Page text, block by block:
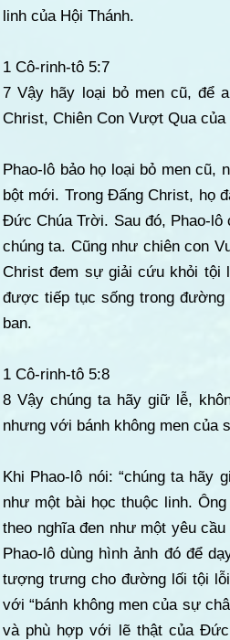
linh của Hội Thánh.
1 Cô-rinh-tô 5:7
7 Vậy hãy loại bỏ men cũ, để
Christ, Chiên Con Vượt Qua
Phao-lô bảo họ loại bỏ men cũ,
bột mới. Trong Đấng Christ, họ
Đức Chúa Trời. Sau đó, Phao-
chúng ta. Cũng như chiên con
Christ đem sự giải cứu khỏi tội
được tiếp tục sống trong
ban.
1 Cô-rinh-tô 5:8
8 Vậy chúng ta hãy giữ lễ,
nhưng với bánh không men của
Khi Phao-lô nói: “chúng ta hãy
như một bài học thuộc linh.
theo nghĩa đen như một yêu
Phao-lô dùng hình ảnh đó để
tượng trưng cho đường lối tội
với “bánh không men của sự
và phù hợp với lẽ thật của